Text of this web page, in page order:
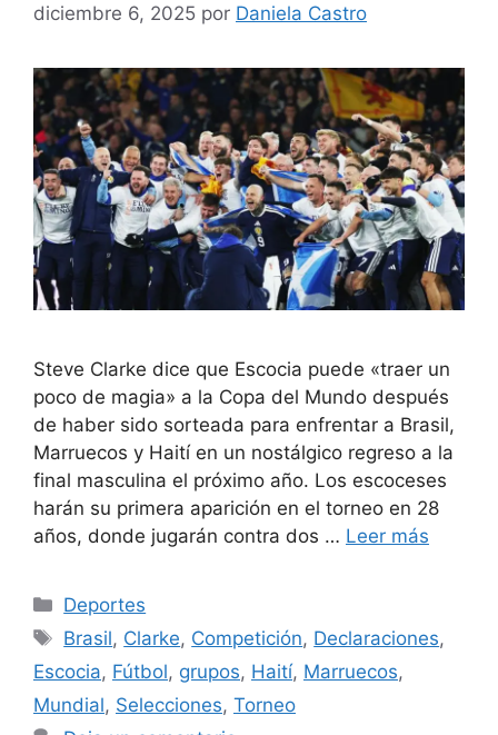
diciembre 6, 2025 por Daniela Castro
Steve Clarke dice que Escocia puede «traer un
poco de magia» a la Copa del Mundo después
de haber sido sorteada para enfrentar a Brasil,
Marruecos y Haití en un nostálgico regreso a la
final masculina el próximo año. Los escoceses
harán su primera aparición en el torneo en 28
años, donde jugarán contra dos … Leer más
Categorías
Deportes
Etiquetas
Brasil, Clarke, Competición, Declaraciones,
Escocia, Fútbol, grupos, Haití, Marruecos,
Mundial, Selecciones, Torneo